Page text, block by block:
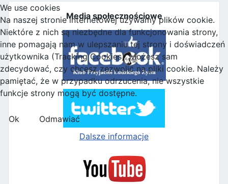
Media społecznościowe
We use cookies
Na naszej stronie internetowej używamy plików cookie.
Niektóre z nich są niezbędne dla funkcjonowania strony,
inne pomagają nam w ulepszaniu tej strony i doświadczeń
użytkownika (Tracking Cookies). Możesz sam
zdecydować, czy chcesz zezwolić na pliki cookie. Należy
pamiętać, że w przypadku odrzucenia, nie wszystkie
funkcje strony mogą być dostępne.
Ok
Odmawiać
Dalsze informacje